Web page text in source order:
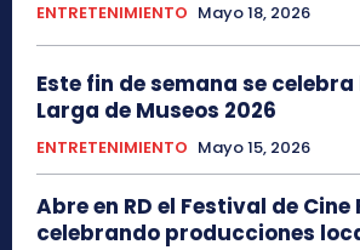
ENTRETENIMIENTO Mayo 18, 2026
Este fin de semana se
Larga de Museos 2026
ENTRETENIMIENTO Mayo 15, 2026
Abre en RD el Festival de Cine
celebrando producciones